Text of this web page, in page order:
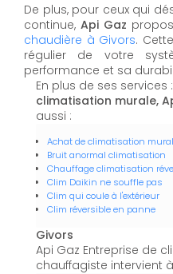
De plus, pour ceux qui
continue,Api Gaz
chaudière à Givors.
régulier de votre
performance et sa
En plus de ses services :
climatisation murale,
aussi :
Achat de climatisation
Bruit anormal climatisation
Chauffage climatisation
Clim Daikin ne souffle pas
Clim qui coule à l'extérieur
Clim réversible en panne
Givors
Api Gaz Entreprise de
chauffagiste intervient